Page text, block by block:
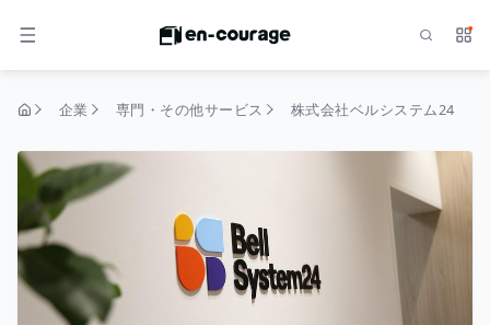
メニュー サ
企業 専門・その他サービス 株式会社ベルシステム24